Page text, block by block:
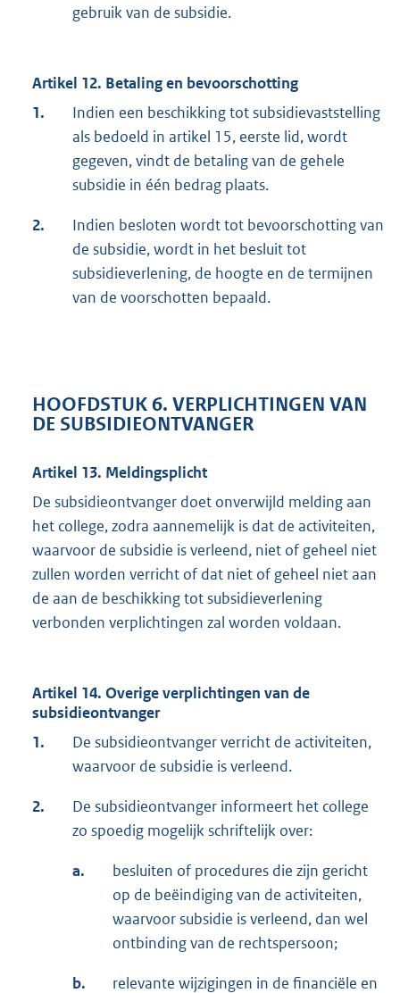
gebruik van de subsidie.
Artikel 12. Betaling en bevoorschotting
1.
Indien een beschikking tot subsidievaststelling
als bedoeld in artikel 15, eerste lid, wordt
gegeven, vindt de betaling van de gehele
subsidie in één bedrag plaats.
2.
Indien besloten wordt tot bevoorschotting van
de subsidie, wordt in het besluit tot
subsidieverlening, de hoogte en de termijnen
van de voorschotten bepaald.
HOOFDSTUK 6. VERPLICHTINGEN VAN
DE SUBSIDIEONTVANGER
Artikel 13. Meldingsplicht
De subsidieontvanger doet onverwijld melding aan
het college, zodra aannemelijk is dat de activiteiten,
waarvoor de subsidie is verleend, niet of geheel niet
zullen worden verricht of dat niet of geheel niet aan
de aan de beschikking tot subsidieverlening
verbonden verplichtingen zal worden voldaan.
Artikel 14. Overige verplichtingen van de
subsidieontvanger
1.
De subsidieontvanger verricht de activiteiten,
waarvoor de subsidie is verleend.
2.
De subsidieontvanger informeert het college
zo spoedig mogelijk schriftelijk over:
a.
besluiten of procedures die zijn gericht
op de beëindiging van de activiteiten,
waarvoor subsidie is verleend, dan wel
ontbinding van de rechtspersoon;
b.
relevante wijzigingen in de financiële en